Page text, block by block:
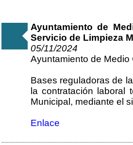
Ayuntamiento de
Servicio de Limpieza
05/11/2024
Ayuntamiento de Medio
Bases reguladoras de
la contratación laboral
Municipal, mediante el
Enlace